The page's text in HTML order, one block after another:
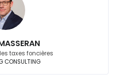
taxes foncières
CONSULTING